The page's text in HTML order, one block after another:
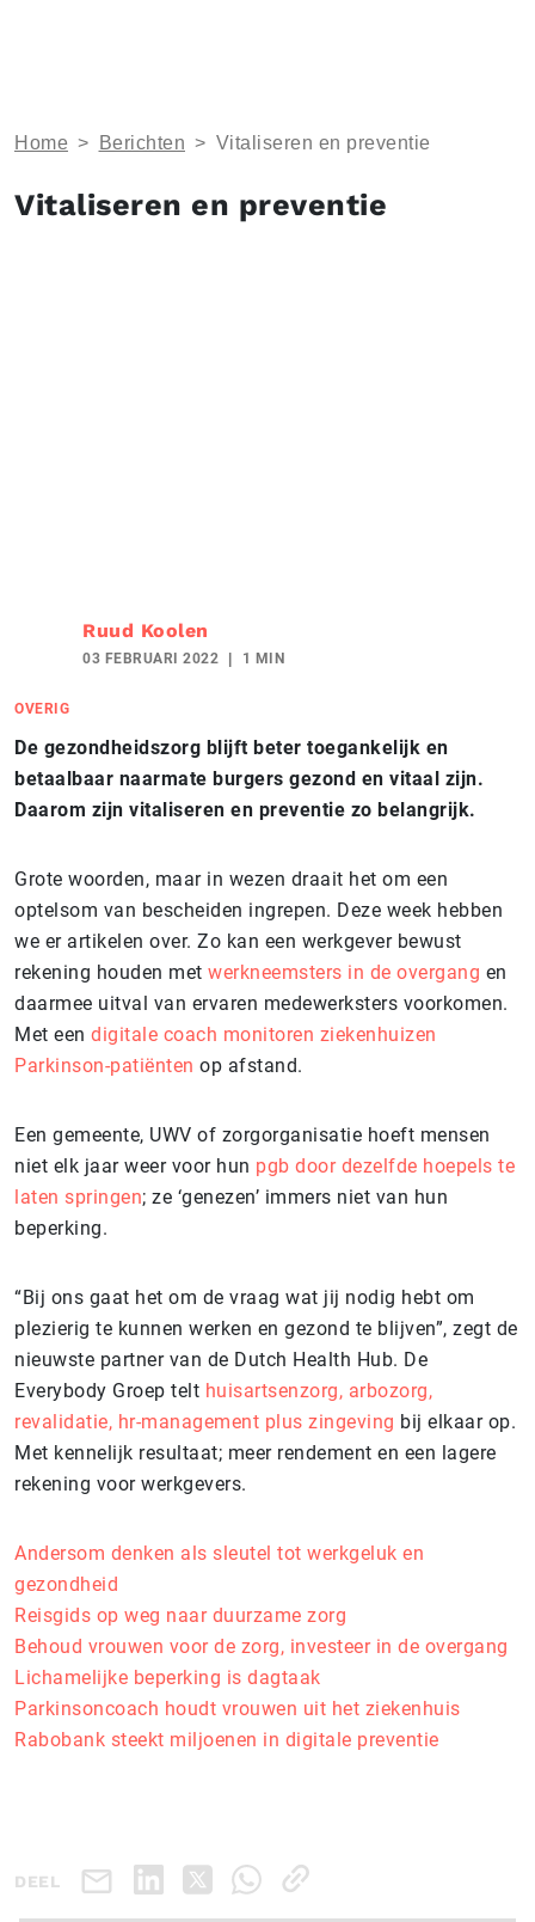
Home > Berichten > Vitaliseren en preventie
Vitaliseren en preventie
Ruud Koolen
03 FEBRUARI 2022 1 MIN
OVERIG
De gezondheidszorg blijft beter toegankelijk en
betaalbaar naarmate burgers gezond en vitaal zijn.
Daarom zijn vitaliseren en preventie zo belangrijk.
Grote woorden, maar in wezen draait het om een
optelsom van bescheiden ingrepen. Deze week hebben
we er artikelen over. Zo kan een werkgever bewust
rekening houden met werkneemsters in de overgang en
daarmee uitval van ervaren medewerksters voorkomen.
Met een digitale coach monitoren ziekenhuizen
Parkinson-patiënten op afstand.
Een gemeente, UWV of zorgorganisatie hoeft mensen
niet elk jaar weer voor hun pgb door dezelfde hoepels te
laten springen; ze ‘genezen’ immers niet van hun
beperking.
“Bij ons gaat het om de vraag wat jij nodig hebt om
plezierig te kunnen werken en gezond te blijven”, zegt de
nieuwste partner van de Dutch Health Hub. De
Everybody Groep telt huisartsenzorg, arbozorg,
revalidatie, hr-management plus zingeving bij elkaar op.
Met kennelijk resultaat; meer rendement en een lagere
rekening voor werkgevers.
Andersom denken als sleutel tot werkgeluk en
gezondheid
Reisgids op weg naar duurzame zorg
Behoud vrouwen voor de zorg, investeer in de overgang
Lichamelijke beperking is dagtaak
Parkinsoncoach houdt vrouwen uit het ziekenhuis
Rabobank steekt miljoenen in digitale preventie
DEEL